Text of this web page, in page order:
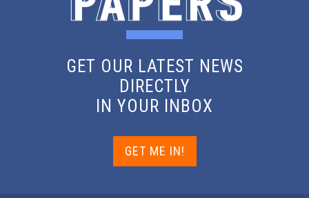
GET OUR LATEST NEWS
DIRECTLY
IN YOUR INBOX
GET ME IN!